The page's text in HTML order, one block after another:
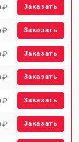
₽ Заказать
₽ Заказать
₽ Заказать
₽ Заказать
₽ Заказать
₽ Заказать